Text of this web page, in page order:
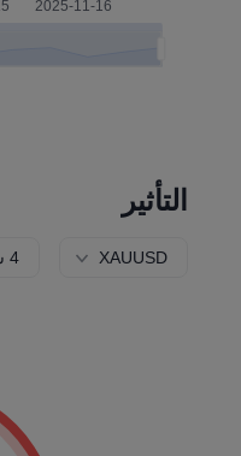
التأثير
XAUUSD 4 ساعات بعد الحدث